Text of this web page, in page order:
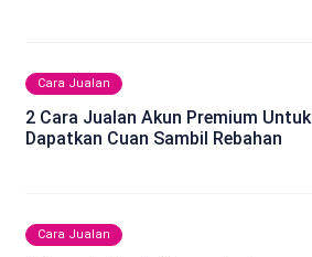
Cara Jualan
2 Cara Jualan Akun Premium Untuk
Dapatkan Cuan Sambil Rebahan
Cara Jualan